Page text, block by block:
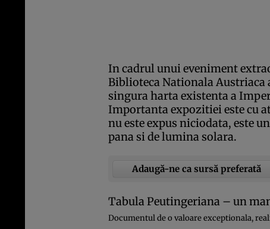
In cadrul unui eveniment
Biblioteca Nationala
singura harta existenta a
Importanta expozitiei este cu
nu este expus niciodata, este
pana si de lumina solara.
Adaugă-ne ca sursă preferată
Tabula Peutingeriana – un
Documentul de o valoare exceptionala,